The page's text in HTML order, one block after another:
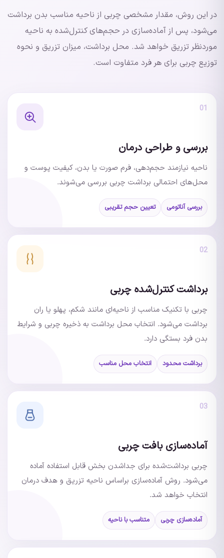
در این روش، مقدار مشخصی چربی از ناحیه مناسب بدن برداشت
می‌شود، پس از آماده‌سازی در حجم‌های کنترل‌شده به ناحیه
موردنظر تزریق خواهد شد. محل برداشت، میزان تزریق و نحوه
توزیع چربی برای هر فرد متفاوت است.
01
بررسی و طراحی درمان
ناحیه نیازمند حجم‌دهی، فرم صورت یا بدن، کیفیت پوست و
محل‌های احتمالی برداشت چربی بررسی می‌شوند.
بررسی آناتومی تعیین حجم تقریبی
02
برداشت کنترل‌شده چربی
چربی با تکنیک مناسب از ناحیه‌ای مانند شکم، پهلو یا ران
برداشت می‌شود. انتخاب محل برداشت به ذخیره چربی و شرایط
بدن فرد بستگی دارد.
برداشت محدود انتخاب محل مناسب
03
آماده‌سازی بافت چربی
چربی برداشت‌شده برای جداشدن بخش قابل استفاده آماده
می‌شود. روش آماده‌سازی براساس ناحیه تزریق و هدف درمان
انتخاب خواهد شد.
آماده‌سازی چربی متناسب با ناحیه